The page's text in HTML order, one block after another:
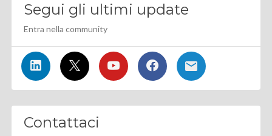
Segui gli ultimi update
Entra nella community
Contattaci